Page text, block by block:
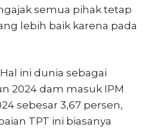
semua pihak tetap
lebih baik karena pada
ini dunia sebagai
2024 dam masuk IPM
sebesar 3,67 persen,
TPT ini biasanya